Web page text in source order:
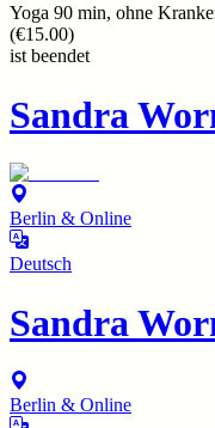
Yoga 90 min, ohne
(€15.00)
ist beendet
Sandra
Berlin & Online
Deutsch
Sandra
Berlin & Online